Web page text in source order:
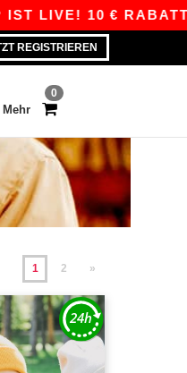
€ RABATT AB 80 €
REGISTRIEREN
0
Mehr
1 2 »